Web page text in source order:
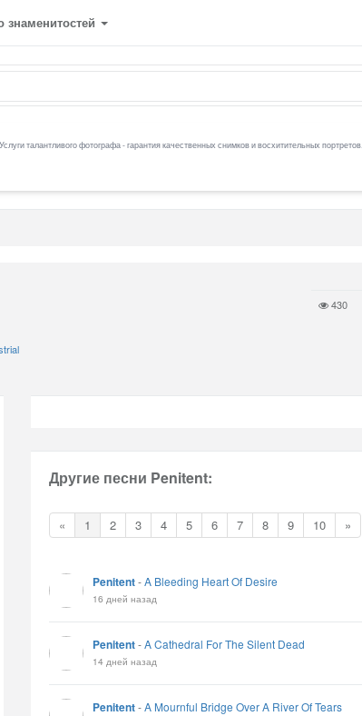
знаменитостей
талантливого фотографа - гарантия качественных снимков и восхитительных портретов.
430
Другие песни Penitent:
« 1 2 3 4 5 6 7 8 9 10 »
Penitent-A Bleeding Heart Of Desire
16 дней назад
Penitent-A Cathedral For The Silent Dead
14 дней назад
Penitent-A Mournful Bridge Over A River Of Tears